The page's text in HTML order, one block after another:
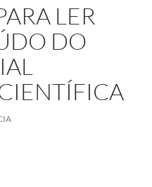
LER
DO